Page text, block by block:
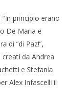
principio erano
De Maria e
di “di Paz!”,
da Andrea
e Stefania
Alex Infascelli il